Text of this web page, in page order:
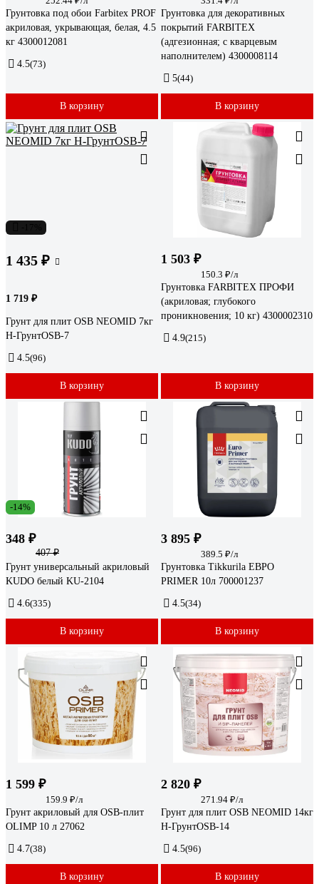
Грунтовка под обои Farbitex PROF
акриловая, укрывающая, белая, 4.5
кг 4300012081
4.5(73)
В корзину
Грунтовка для декоративных
покрытий FARBITEX
(адгезионная; с кварцевым
наполнителем) 4300008114
5(44)
В корзину
1 435 ₽
1 719 ₽
Грунт для плит OSB NEOMID 7кг
Н-ГрунтOSB-7
4.5(96)
В корзину
1 503 ₽
150.3 ₽/л
Грунтовка FARBITEX ПРОФИ
(акриловая; глубокого
проникновения; 10 кг) 4300002310
4.9(215)
В корзину
-14%
348 ₽
407 ₽
Грунт универсальный акриловый
KUDO белый KU-2104
4.6(335)
В корзину
3 895 ₽
389.5 ₽/л
Грунтовка Tikkurila ЕВРО
PRIMER 10л 700001237
4.5(34)
В корзину
1 599 ₽
159.9 ₽/л
Грунт акриловый для OSB-плит
OLIMP 10 л 27062
4.7(38)
В корзину
2 820 ₽
271.94 ₽/л
Грунт для плит OSB NEOMID 14кг
Н-ГрунтOSB-14
4.5(96)
В корзину